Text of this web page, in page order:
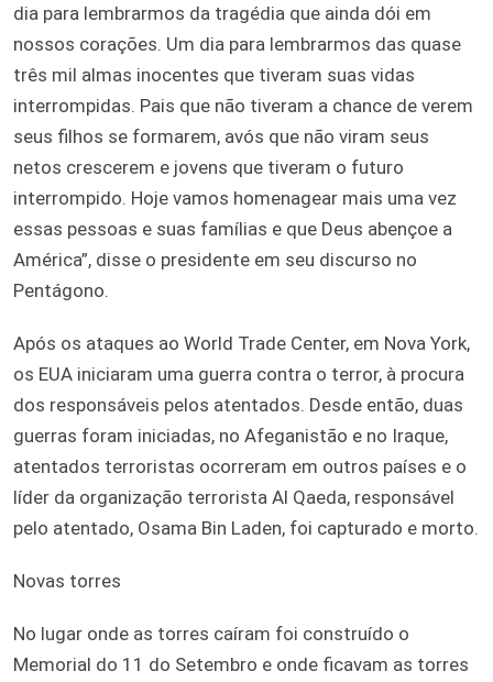
dia para lembrarmos da tragédia que ainda dói em
nossos corações. Um dia para lembrarmos das quase
três mil almas inocentes que tiveram suas vidas
interrompidas. Pais que não tiveram a chance de verem
seus filhos se formarem, avós que não viram seus
netos crescerem e jovens que tiveram o futuro
interrompido. Hoje vamos homenagear mais uma vez
essas pessoas e suas famílias e que Deus abençoe a
América”, disse o presidente em seu discurso no
Pentágono.
Após os ataques ao World Trade Center, em Nova York,
os EUA iniciaram uma guerra contra o terror, à procura
dos responsáveis pelos atentados. Desde então, duas
guerras foram iniciadas, no Afeganistão e no Iraque,
atentados terroristas ocorreram em outros países e o
líder da organização terrorista Al Qaeda, responsável
pelo atentado, Osama Bin Laden, foi capturado e morto.
Novas torres
No lugar onde as torres caíram foi construído o
Memorial do 11 do Setembro e onde ficavam as torres